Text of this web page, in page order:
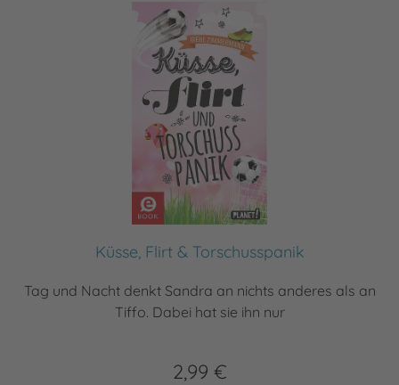
Küsse, Flirt & Torschusspanik
Tag und Nacht denkt Sandra an nichts anderes als an
Tiffo. Dabei hat sie ihn nur
2,99 €